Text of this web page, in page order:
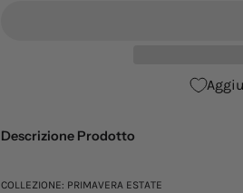
Descrizione Prodotto
COLLEZIONE: PRIMAVERA ESTATE